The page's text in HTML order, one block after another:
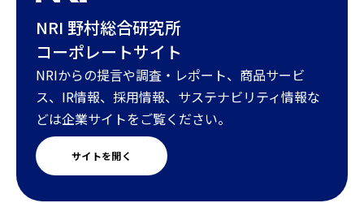
NRI 野村総合研究所
コーポレートサイト
NRIからの提言や調査・レポート、商品サービ
ス、IR情報、採用情報、サステナビリティ情報な
どは企業サイトをご覧ください。
サイトを開く